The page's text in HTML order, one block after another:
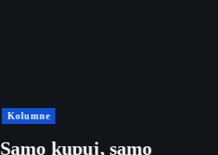
Kolumne
Samo kupuj, samo